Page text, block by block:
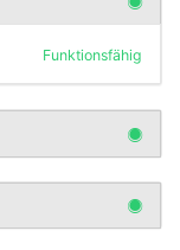
Funktionsfähig